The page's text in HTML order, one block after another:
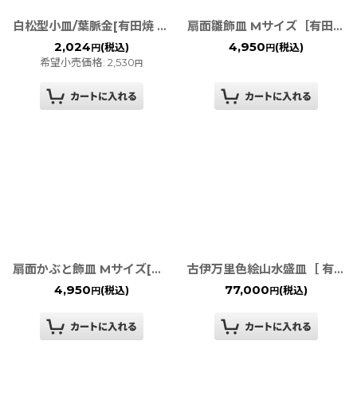
白松型小皿/葉脈金[有田焼 幸楽窯]
2,024 円(税込)
希望小売価格: 2,530円
扇面雛飾皿 Mサイズ［有田焼］
4,950 円(税込)
扇面かぶと飾皿 Mサイズ[有田焼]
4,950 円(税込)
古伊万里色絵山水盛皿［ 有田焼 幸楽窯 ］
77,000 円(税込)